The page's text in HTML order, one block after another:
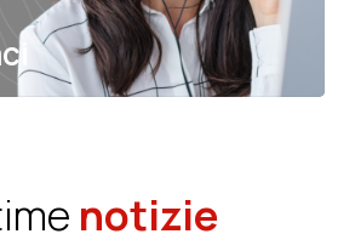
notizie